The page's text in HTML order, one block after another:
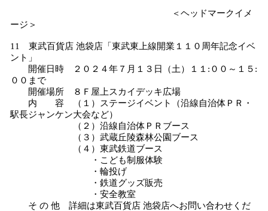
＜ヘッドマークイメ
ージ＞
11 東武百貨店 池袋店「東武東上線開業１１０周年記念イベ
ント」
開催日時 ２０２４年７月１３日（土）１１:００～１５:
００まで
開催場所 ８Ｆ屋上スカイデッキ広場
内 容 （１）ステージイベント（沿線自治体ＰＲ・
駅長ジャンケン大会など）
（２）沿線自治体ＰＲブース
（３）武蔵丘陵森林公園ブース
（４）東武鉄道ブース
・こども制服体験
・輪投げ
・鉄道グッズ販売
・安全教室
そ の 他 詳細は東武百貨店 池袋店へお問い合わせくだ